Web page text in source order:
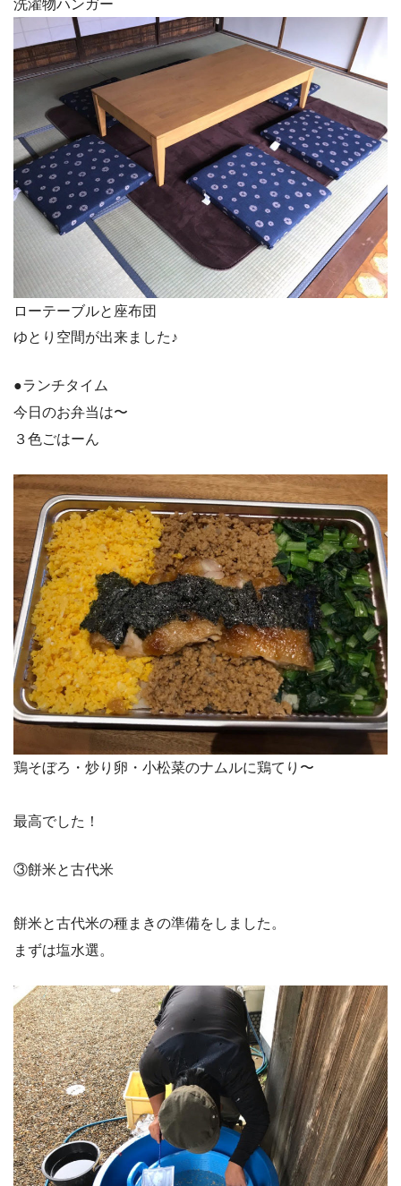
洗濯物ハンガー
ローテーブルと座布団
ゆとり空間が出来ました♪
●ランチタイム
今日のお弁当は〜
３色ごはーん
鶏そぼろ・炒り卵・小松菜のナムルに鶏てり〜
最高でした！
③餅米と古代米
餅米と古代米の種まきの準備をしました。
まずは塩水選。